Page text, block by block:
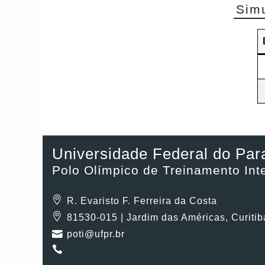
Universidade Federal do
Polo Olímpico de Treinamento
R. Evaristo F. Ferreira da Costa
81530-015 | Jardim das Américas,
poti@ufpr.br